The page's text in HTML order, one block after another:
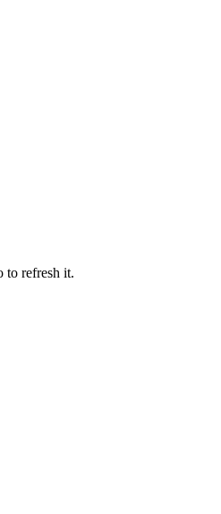
to refresh it.